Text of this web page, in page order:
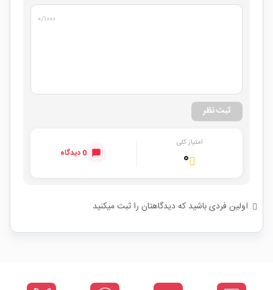
۰/۱۰۰۰
ثبت نظر
امتیاز کلی
۰ 0 دیدگاه
اولین فردی باشید که دیدگاهتان را ثبت میکنید